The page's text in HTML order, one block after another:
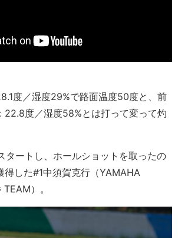
度／湿度29%で路面温度50度と、前
22.8度／湿度58%とは打って変って灼
タートし、ホールショットを取ったの
得した#1中須賀克行（YAMAHA
）。